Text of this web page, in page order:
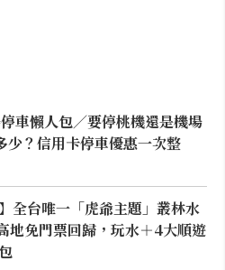
車懶人包／要停桃機還是機場
少？信用卡停車優惠一次整
全台唯一「虎爺主題」叢林水
地免門票回歸，玩水＋4大順遊